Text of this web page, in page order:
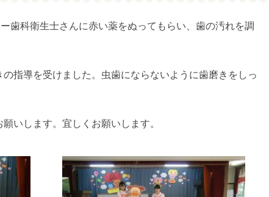
歯科衛生士さんに赤い薬をぬってもらい、歯の汚れを調
指導を受けました。虫歯にならないように歯磨きをしっ
いします。宜しくお願いします。